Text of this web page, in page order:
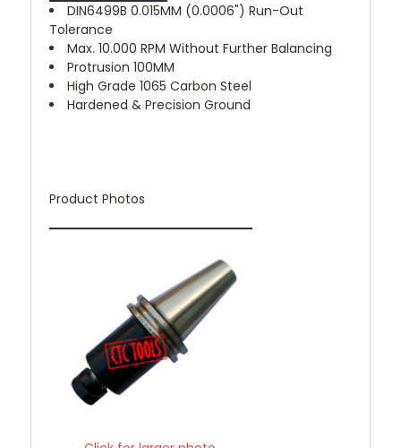
DIN6499B 0.015MM (0.0006") Run-Out
Tolerance
Max. 10.000 RPM Without Further Balancing
Protrusion 100MM
High Grade 1065 Carbon Steel
Hardened & Precision Ground
Product Photos